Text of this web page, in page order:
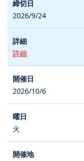
2026/9/24
詳細
2026/10/6
火